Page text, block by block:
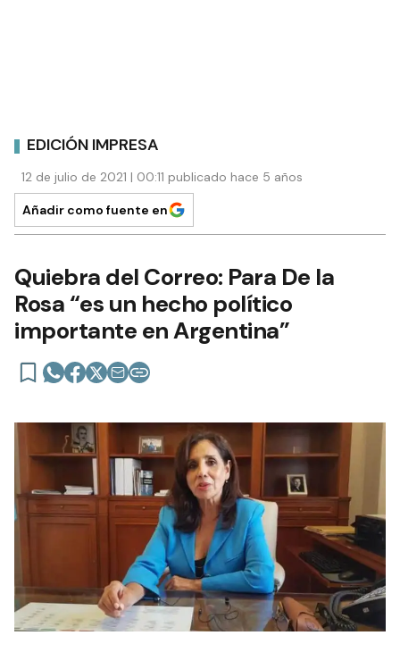
EDICIÓN IMPRESA
12 de julio de 2021 | 00:11 publicado hace 5 años
Añadir como fuente en
Quiebra del Correo: Para De la
Rosa “es un hecho político
importante en Argentina”